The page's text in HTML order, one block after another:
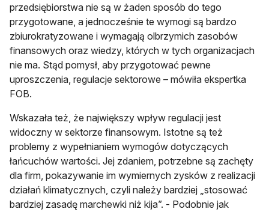
przedsiębiorstwa nie są w żaden sposób do tego
przygotowane, a jednocześnie te wymogi są bardzo
zbiurokratyzowane i wymagają olbrzymich zasobów
finansowych oraz wiedzy, których w tych organizacjach
nie ma. Stąd pomysł, aby przygotować pewne
uproszczenia, regulacje sektorowe – mówiła ekspertka
FOB.
Wskazała też, że największy wpływ regulacji jest
widoczny w sektorze finansowym. Istotne są też
problemy z wypełnianiem wymogów dotyczących
łańcuchów wartości. Jej zdaniem, potrzebne są zachęty
dla firm, pokazywanie im wymiernych zysków z realizacji
działań klimatycznych, czyli należy bardziej „stosować
bardziej zasadę marchewki niż kija”. - Podobnie jak